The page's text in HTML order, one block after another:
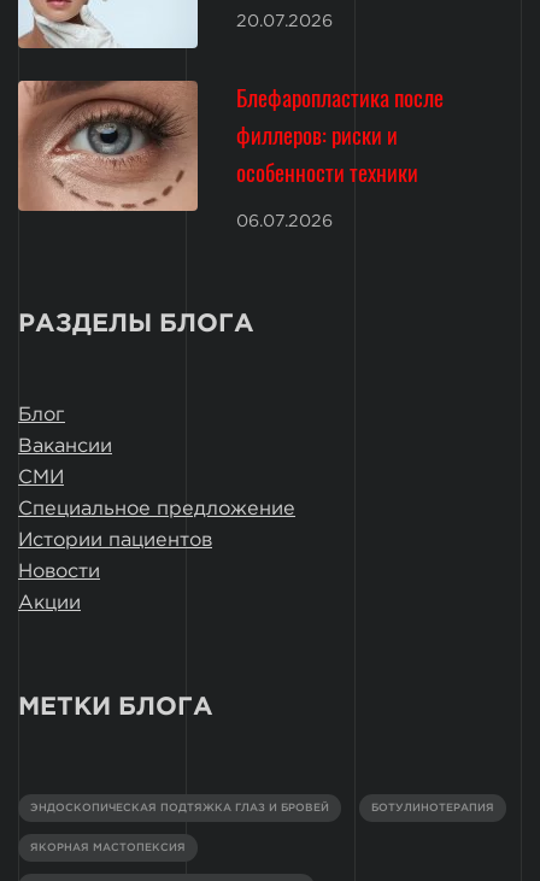
20.07.2026
Блефаропластика после
филлеров: риски и
особенности техники
06.07.2026
РАЗДЕЛЫ БЛОГА
Блог
Вакансии
СМИ
Специальное предложение
Истории пациентов
Новости
Акции
МЕТКИ БЛОГА
ЭНДОСКОПИЧЕСКАЯ ПОДТЯЖКА ГЛАЗ И БРОВЕЙ БОТУЛИНОТЕРАПИЯ
ЯКОРНАЯ МАСТОПЕКСИЯ